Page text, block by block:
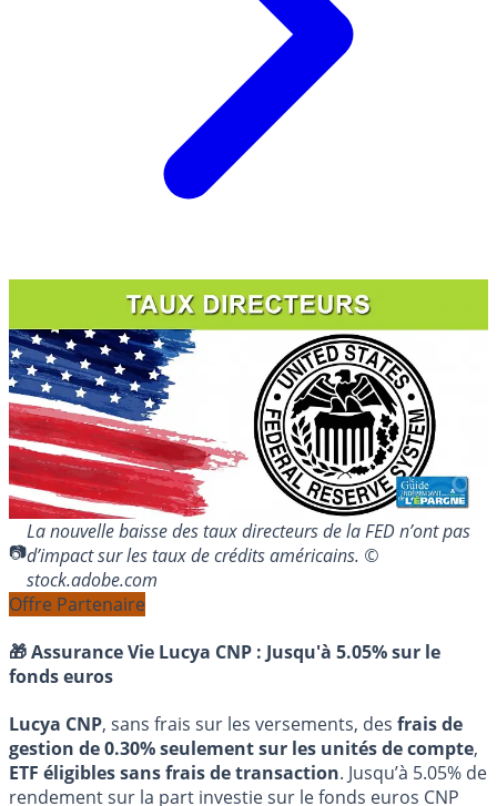
La nouvelle baisse des taux directeurs de la FED n’ont pas
d’impact sur les taux de crédits américains. ©
stock.adobe.com
Offre Partenaire
🎁 Assurance Vie Lucya CNP : Jusqu'à 5.05% sur le
fonds euros
Lucya CNP, sans frais sur les versements, des frais de
gestion de 0.30% seulement sur les unités de compte,
ETF éligibles sans frais de transaction. Jusqu’à 5.05% de
rendement sur la part investie sur le fonds euros CNP